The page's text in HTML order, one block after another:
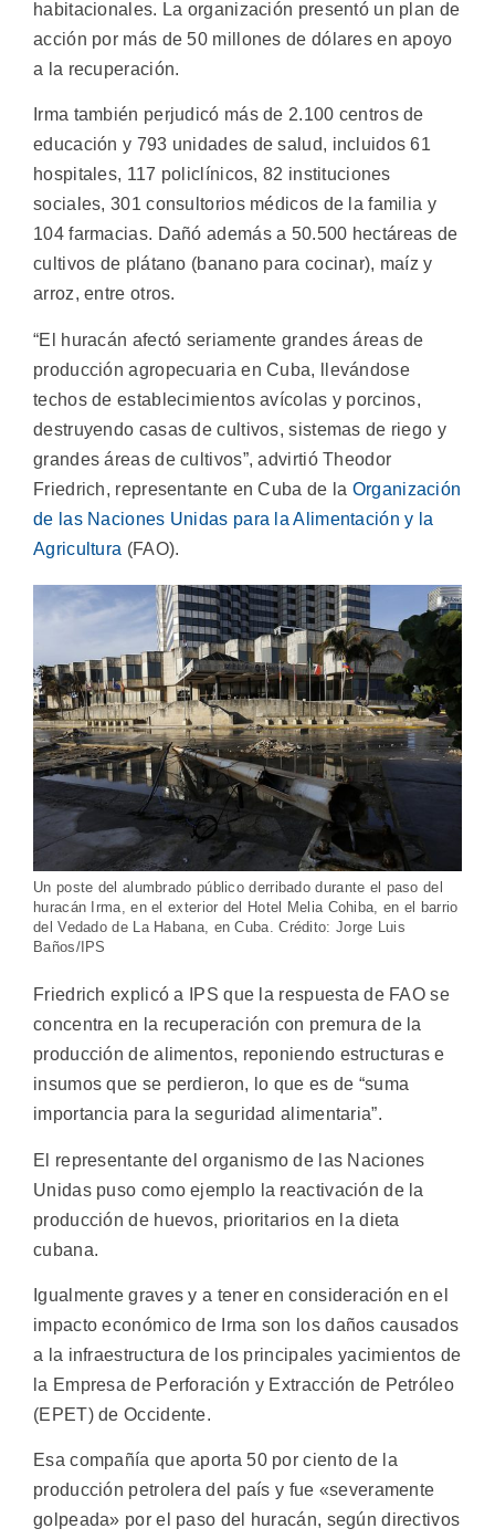
habitacionales. La organización presentó un plan de
acción por más de 50 millones de dólares en apoyo
a la recuperación.
Irma también perjudicó más de 2.100 centros de
educación y 793 unidades de salud, incluidos 61
hospitales, 117 policlínicos, 82 instituciones
sociales, 301 consultorios médicos de la familia y
104 farmacias. Dañó además a 50.500 hectáreas de
cultivos de plátano (banano para cocinar), maíz y
arroz, entre otros.
“El huracán afectó seriamente grandes áreas de
producción agropecuaria en Cuba, llevándose
techos de establecimientos avícolas y porcinos,
destruyendo casas de cultivos, sistemas de riego y
grandes áreas de cultivos”, advirtió Theodor
Friedrich, representante en Cuba de la Organización
de las Naciones Unidas para la Alimentación y la
Agricultura (FAO).
Un poste del alumbrado público derribado durante el paso del
huracán Irma, en el exterior del Hotel Melia Cohiba, en el barrio
del Vedado de La Habana, en Cuba. Crédito: Jorge Luis
Baños/IPS
Friedrich explicó a IPS que la respuesta de FAO se
concentra en la recuperación con premura de la
producción de alimentos, reponiendo estructuras e
insumos que se perdieron, lo que es de “suma
importancia para la seguridad alimentaria”.
El representante del organismo de las Naciones
Unidas puso como ejemplo la reactivación de la
producción de huevos, prioritarios en la dieta
cubana.
Igualmente graves y a tener en consideración en el
impacto económico de Irma son los daños causados
a la infraestructura de los principales yacimientos de
la Empresa de Perforación y Extracción de Petróleo
(EPET) de Occidente.
Esa compañía que aporta 50 por ciento de la
producción petrolera del país y fue «severamente
golpeada» por el paso del huracán, según directivos